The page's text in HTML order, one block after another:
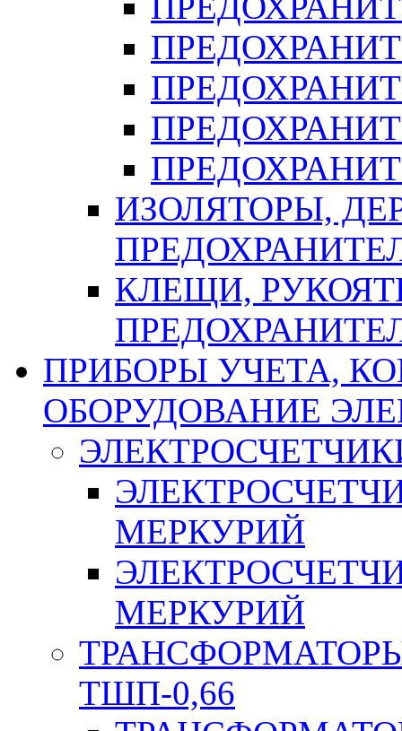
ИЗОЛЯТОРЫ,
КЛЕЩИ,
ПРИБОРЫ УЧЕТА,
ОБОРУДОВАНИЕ
МЕРКУРИЙ
МЕРКУРИЙ
ТШП-0,66